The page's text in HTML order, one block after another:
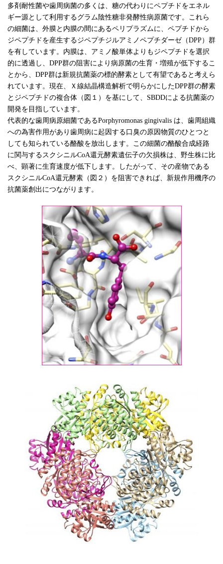
多剤耐性菌や歯周病菌の多くは、糖の代わりにペプチドをエネル
ギー源として利用するグラム陰性糖非発酵性病原菌です。これら
の細菌は、外膜と内膜の間にあるペリプラズムに、ペプチドから
ジペプチドを産生するジペプチジルアミノペプチダーゼ（DPP）群
を有しています。内膜は、アミノ酸単体よりもジペプチドを選択
的に透過し、DPP群の阻害により病原菌の生育・増殖が低下するこ
とから、DPP群は新規抗菌薬の標的酵素として有望であると考えら
れています。現在、Ｘ線結晶構造解析で明らかにしたDPP群の酵素
とジペプチドの複合体（図１）を基にして、SBDDによる抗菌薬の
開発を目指しています。
代表的な歯周病原細菌であるPorphyromonas gingivalis は、歯周組織
への為害作用があり歯周病に起因する口臭の原因物質のひとつと
しても知られている酪酸を放出します。この細菌の酪酸合成経路
に関与するスクシニルCoA還元酵素遺伝子の欠損株は、野生株に比
べ、顕著に生育速度が低下します。したがって、その産物である
スクシニルCoA還元酵素（図２）を阻害できれば、新規作用機序の
抗菌薬創出につながります。